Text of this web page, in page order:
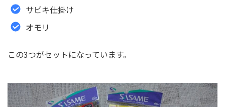
サビキ仕掛け
オモリ
この3つがセットになっています。